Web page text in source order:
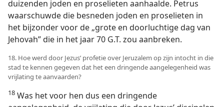
duizenden joden en proselieten aanhaalde. Petrus
waarschuwde die besneden joden en proselieten in
het bijzonder voor de „grote en doorluchtige dag van
Jehovah” die in het jaar 70 G.T. zou aanbreken.
18. Hoe werd door Jezus’ profetie over Jeruzalem op zijn intocht in die
stad te kennen gegeven dat het een dringende aangelegenheid was
vrijlating te aanvaarden?
18 Was het voor hen dus een dringende